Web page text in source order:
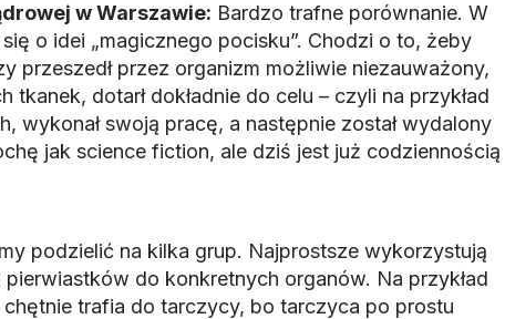
w Warszawie: Bardzo trafne porównanie. W
o idei „magicznego pocisku”. Chodzi o to, żeby
przeszedł przez organizm możliwie niezauważony,
tkanek, dotarł dokładnie do celu – czyli na przykład
wykonał swoją pracę, a następnie został wydalony
jak science fiction, ale dziś jest już codziennością
podzielić na kilka grup. Najprostsze wykorzystują
do konkretnych organów. Na przykład
trafia do tarczycy, bo tarczyca po prostu